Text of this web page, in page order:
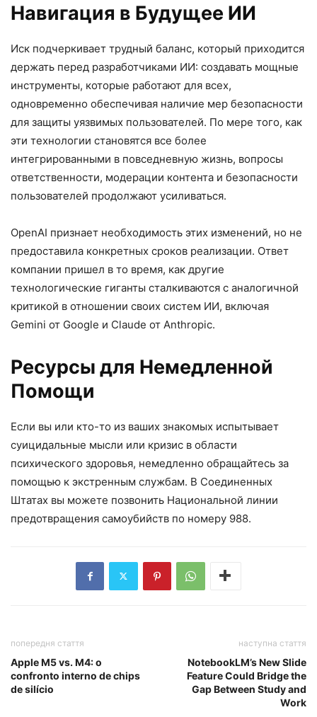
Навигация в Будущее ИИ
Иск подчеркивает трудный баланс, который приходится
держать перед разработчиками ИИ: создавать мощные
инструменты, которые работают для всех,
одновременно обеспечивая наличие мер безопасности
для защиты уязвимых пользователей. По мере того, как
эти технологии становятся все более
интегрированными в повседневную жизнь, вопросы
ответственности, модерации контента и безопасности
пользователей продолжают усиливаться.
OpenAI признает необходимость этих изменений, но не
предоставила конкретных сроков реализации. Ответ
компании пришел в то время, как другие
технологические гиганты сталкиваются с аналогичной
критикой в отношении своих систем ИИ, включая
Gemini от Google и Claude от Anthropic.
Ресурсы для Немедленной
Помощи
Если вы или кто-то из ваших знакомых испытывает
суицидальные мысли или кризис в области
психического здоровья, немедленно обращайтесь за
помощью к экстренным службам. В Соединенных
Штатах вы можете позвонить Национальной линии
предотвращения самоубийств по номеру 988.
попередня стаття
Apple M5 vs. M4: o
confronto interno de chips
de silício
наступна стаття
NotebookLM’s New Slide
Feature Could Bridge the
Gap Between Study and
Work